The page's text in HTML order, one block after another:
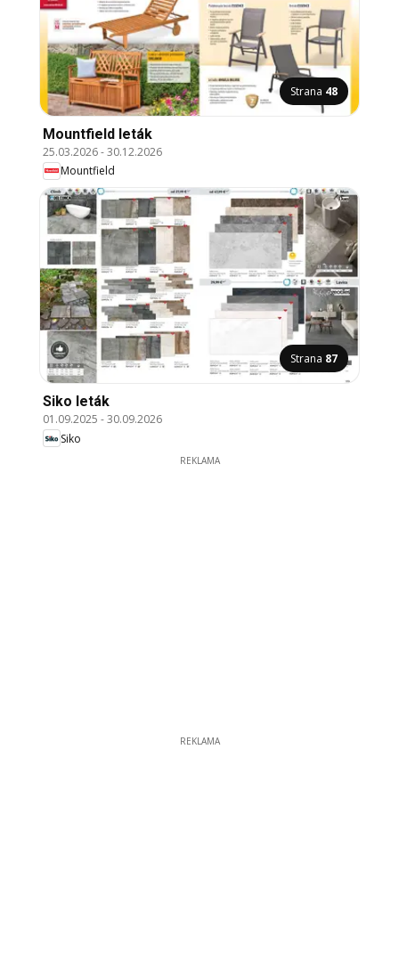
Strana 48
Mountfield leták
25.03.2026-30.12.2026
Mountfield
Strana 87
Siko leták
01.09.2025 -30.09.2026
Siko
REKLAMA
REKLAMA